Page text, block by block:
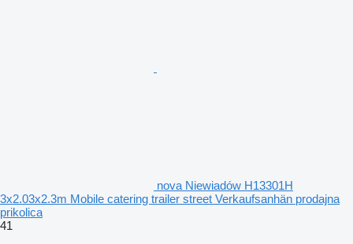
nova Niewiadów H13301H
3x2.03x2.3m Mobile catering trailer street Verkaufsanhän prodajna
prikolica
41